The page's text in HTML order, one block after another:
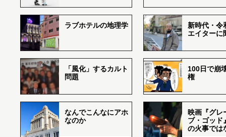
ラブホテルの地理学
新時代・令
エイターに
「風化」するカルト
問題
100日で崩
権
なんでこんなにアホ
なのか
映画『グレ
ブ・ゴッド
の火事では